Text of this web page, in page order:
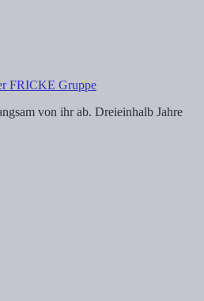
FRICKE Gruppe
von ihr ab. Dreieinhalb Jahre